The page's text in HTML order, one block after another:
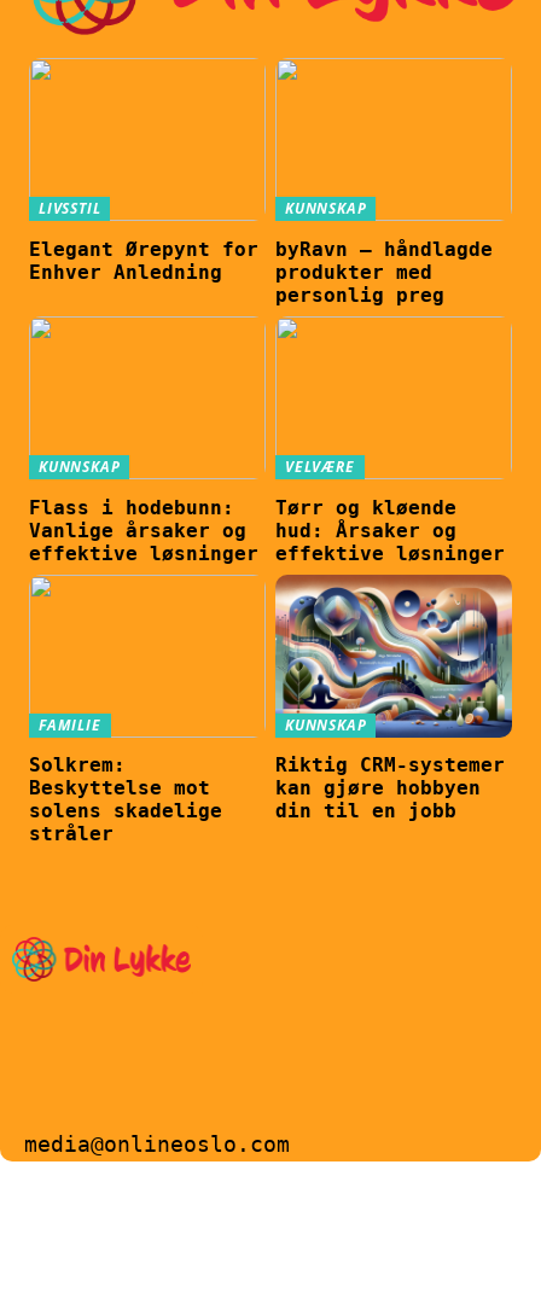
LIVSSTIL
Elegant Ørepynt for
Enhver Anledning
KUNNSKAP
byRavn – håndlagde
produkter med
personlig preg
KUNNSKAP
Flass i hodebunn:
Vanlige årsaker og
effektive løsninger
VELVÆRE
Tørr og kløende
hud: Årsaker og
effektive løsninger
FAMILIE
Solkrem:
Beskyttelse mot
solens skadelige
stråler
KUNNSKAP
Riktig CRM-systemer
kan gjøre hobbyen
din til en jobb
media@onlineoslo.com